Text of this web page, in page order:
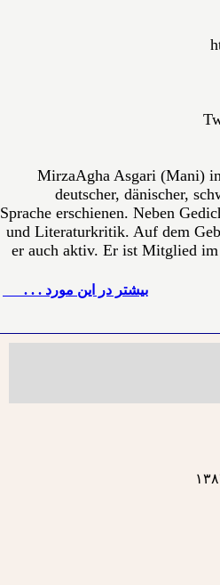
MirzaAgha Asgari (Mani)
deutscher, dänischer,
Sprache erschienen. Neben
und Literaturkritik. Auf dem
er auch aktiv. Er ist Mitglied
بيشتر در این مورد . . .